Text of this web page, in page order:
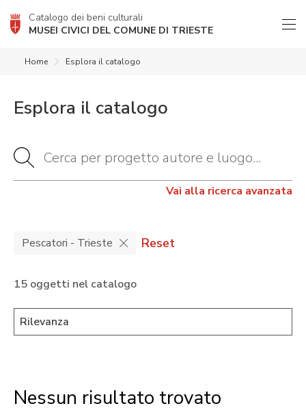
Catalogo dei beni culturali
MUSEI CIVICI DEL COMUNE DI TRIESTE
Home Esplora il catalogo
Esplora il catalogo
Vai alla ricerca avanzata
Pescatori - Trieste Reset
15 oggetti nel catalogo
Nessun risultato trovato